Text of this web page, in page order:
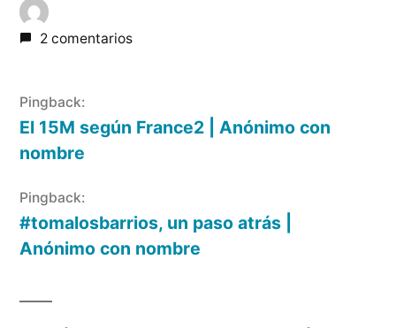
2 comentarios
Pingback:
El 15M según France2 | Anónimo con
nombre
Pingback:
#tomalosbarrios, un paso atrás |
Anónimo con nombre